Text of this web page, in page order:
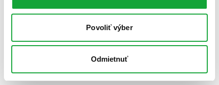
Povoliť výber
Odmietnuť